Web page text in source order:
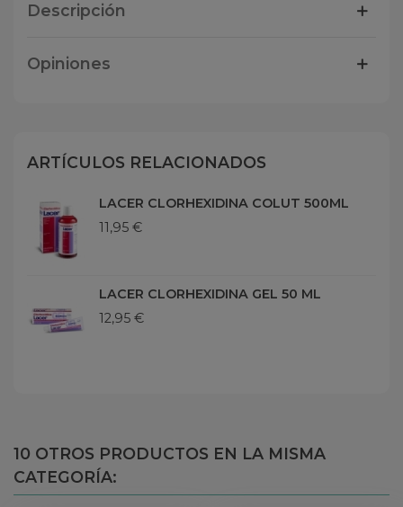
Descripción
Opiniones
ARTÍCULOS RELACIONADOS
LACER CLORHEXIDINA COLUT 500ML
11,95 €
LACER CLORHEXIDINA GEL 50 ML
12,95 €
10 OTROS PRODUCTOS EN LA MISMA
CATEGORÍA: